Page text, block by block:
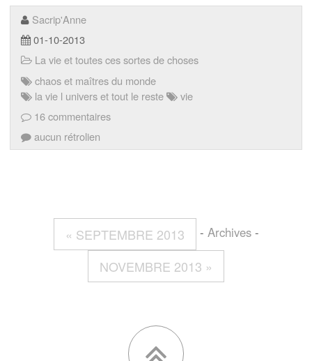
Sacrip'Anne
01-10-2013
La vie et toutes ces sortes de choses
chaos et maîtres du monde
la vie l univers et tout le reste
vie
16 commentaires
aucun rétrolien
« SEPTEMBRE 2013 - Archives-
NOVEMBRE 2013 »